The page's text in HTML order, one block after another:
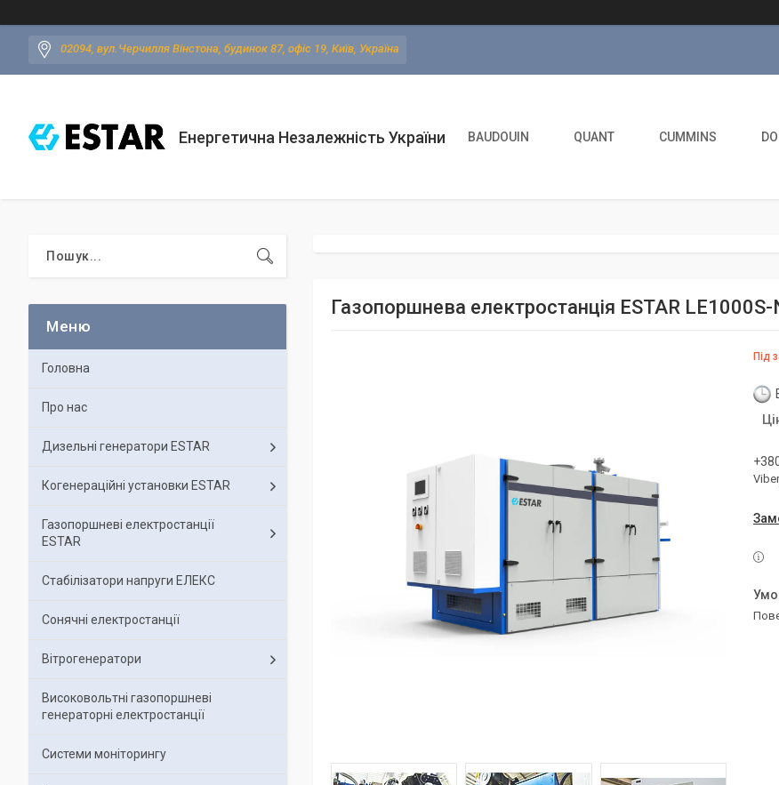
02094, вул.Черчилля Вінстона, будинок 87, офіс 19, Київ, Україна
Енергетична Незалежність України BAUDOUIN QUANT CUMMINS
Газопоршнева електростанція ESTAR
Під
Головна
Про нас
Дизельні генератори ESTAR
Когенераційні установки ESTAR
Газопоршневі електростанції
ESTAR
Стабілізатори напруги ЕЛЕКС
Сонячні електростанції
Вітрогенератори
Високовольтні газопоршневі
генераторні електростанції
Системи моніторингу